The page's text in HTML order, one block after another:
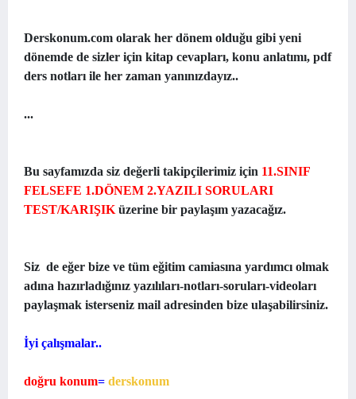
Derskonum.com olarak her dönem olduğu gibi yeni
dönemde de sizler için kitap cevapları, konu anlatımı, pdf
ders notları ile her zaman yanınızdayız..
...
Bu sayfamızda siz değerli takipçilerimiz için 11.SINIF
FELSEFE 1.DÖNEM 2.YAZILI SORULARI
TEST/KARIŞIK üzerine bir paylaşım yazacağız.
Siz de eğer bize ve tüm eğitim camiasına yardımcı olmak
adına hazırladığınız yazılıları-notları-soruları-videoları
paylaşmak isterseniz mail adresinden bize ulaşabilirsiniz.
İyi çalışmalar..
doğru konum= derskonum